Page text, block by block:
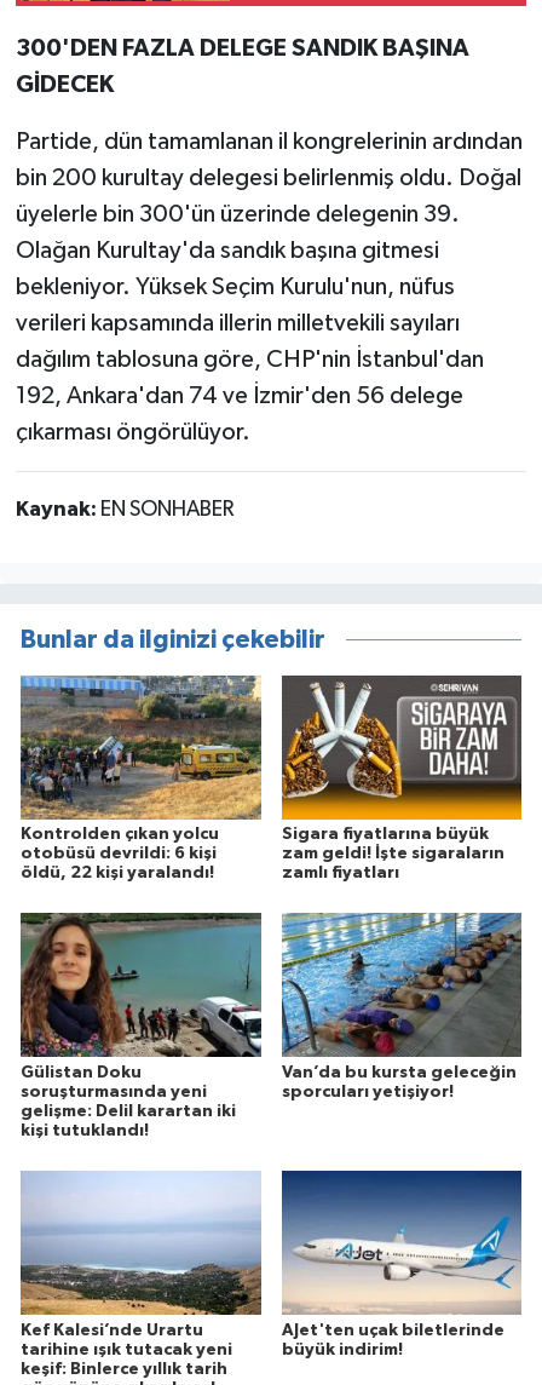
300'DEN FAZLA DELEGE SANDIK BAŞINA
GİDECEK
Partide, dün tamamlanan il kongrelerinin ardından
bin 200 kurultay delegesi belirlenmiş oldu. Doğal
üyelerle bin 300'ün üzerinde delegenin 39.
Olağan Kurultay'da sandık başına gitmesi
bekleniyor. Yüksek Seçim Kurulu'nun, nüfus
verileri kapsamında illerin milletvekili sayıları
dağılım tablosuna göre, CHP'nin İstanbul'dan
192, Ankara'dan 74 ve İzmir'den 56 delege
çıkarması öngörülüyor.
Kaynak: EN SONHABER
Bunlar da ilginizi çekebilir
Kontrolden çıkan yolcu
otobüsü devrildi: 6 kişi
öldü, 22 kişi yaralandı!
Sigara fiyatlarına büyük
zam geldi! İşte sigaraların
zamlı fiyatları
Gülistan Doku
soruşturmasında yeni
gelişme: Delil karartan iki
kişi tutuklandı!
Van’da bu kursta geleceğin
sporcuları yetişiyor!
Kef Kalesi’nde Urartu
tarihine ışık tutacak yeni
keşif: Binlerce yıllık tarih
AJet'ten uçak biletlerinde
büyük indirim!